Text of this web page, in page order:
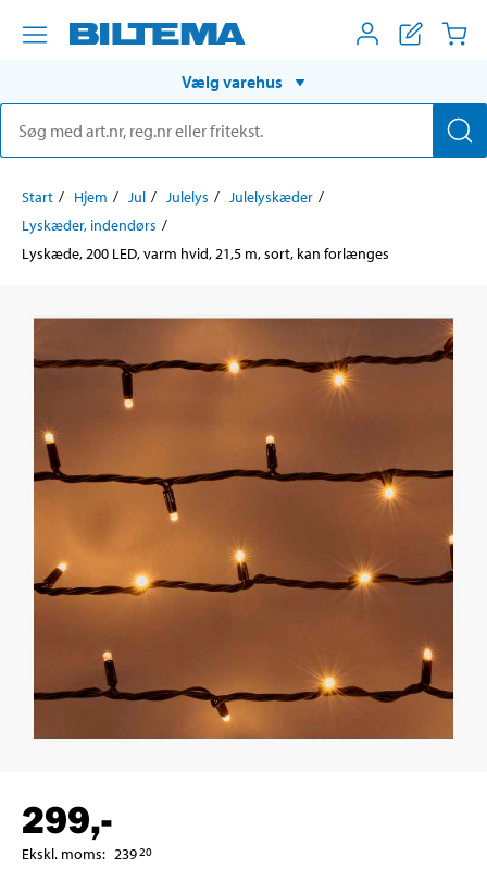
Vælg varehus
Start Hjem Jul Julelys
Julelyskæder
Lyskæder, indendørs
Lyskæde, 200 LED, varm hvid, 21,5 m, sort, kan forlænges
299,-
Ekskl. moms: 23920